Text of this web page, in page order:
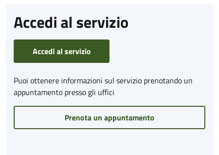
Accedi al servizio
Accedi al servizio
Puoi ottenere informazioni sul servizio prenotando un
appuntamento presso gli uffici
Prenota un appuntamento